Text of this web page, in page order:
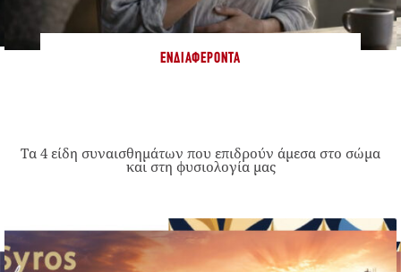
ΕΝΔΙΑΦΈΡΟΝΤΑ
Τα 4 είδη συναισθημάτων που επιδρούν άμεσα στο σώμα
και στη φυσιολογία μας